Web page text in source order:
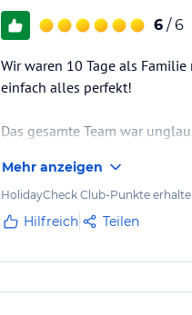
6 / 6
Wir waren 10 Tage als
einfach alles perfekt!
Das gesamte Team war
offengelassen.
Besonders begeistert hat
Mehr anzeigen
HolidayCheck Club-Punkte
Hilfreich Teilen